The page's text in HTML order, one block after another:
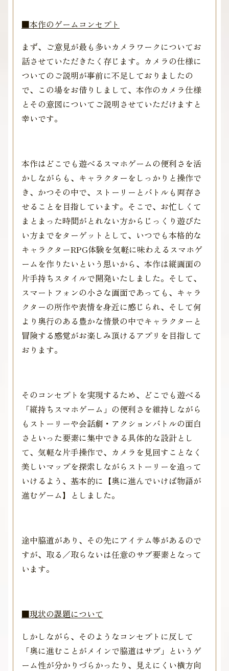
■本作のゲームコンセプト
まず、ご意見が最も多いカメラワークについてお
話させていただきたく存じます。カメラの仕様に
ついてのご説明が事前に不足しておりましたの
で、この場をお借りしまして、本作のカメラ仕様
とその意図についてご説明させていただけますと
幸いです。
本作はどこでも遊べるスマホゲームの便利さを活
かしながらも、キャラクターをしっかりと操作で
き、かつその中で、ストーリーとバトルも両存さ
せることを目指しています。そこで、お忙しくて
まとまった時間がとれない方からじっくり遊びた
い方までをターゲットとして、いつでも本格的な
キャラクターRPG体験を気軽に味わえるスマホゲ
ームを作りたいという思いから、本作は縦画面の
片手持ちスタイルで開発いたしました。そして、
スマートフォンの小さな画面であっても、キャラ
クターの所作や表情を身近に感じられ、そして何
より奥行のある豊かな情景の中でキャラクターと
冒険する感覚がお楽しみ頂けるアプリを目指して
おります。
そのコンセプトを実現するため、どこでも遊べる
「縦持ちスマホゲーム」の便利さを維持しながら
もストーリーや会話劇・アクションバトルの面白
さといった要素に集中できる具体的な設計とし
て、気軽な片手操作で、カメラを見回すことなく
美しいマップを探索しながらストーリーを追って
いけるよう、基本的に【奥に進んでいけば物語が
進むゲーム】としました。
途中脇道があり、その先にアイテム等があるので
すが、取る／取らないは任意のサブ要素となって
います。
■現状の課題について
しかしながら、そのようなコンセプトに反して
「奥に進むことがメインで脇道はサブ」というゲ
ーム性が分かりづらかったり、見えにくい横方向